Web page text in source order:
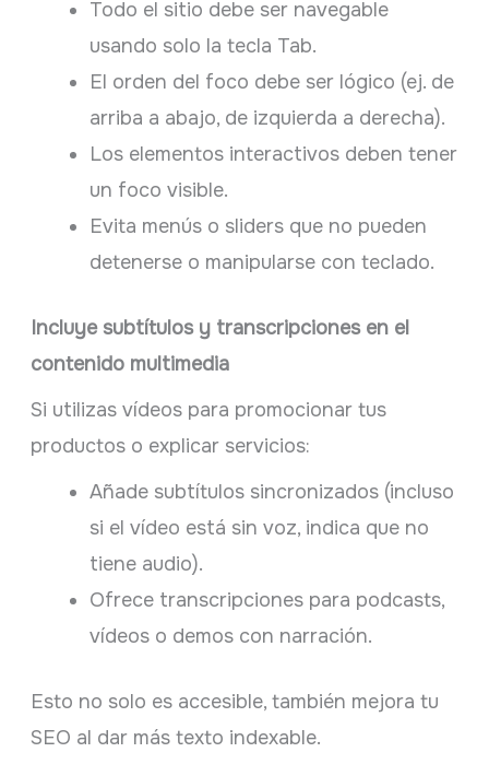
Todo el sitio debe ser navegable
usando solo la tecla Tab.
El orden del foco debe ser lógico (ej. de
arriba a abajo, de izquierda a derecha).
Los elementos interactivos deben tener
un foco visible.
Evita menús o sliders que no pueden
detenerse o manipularse con teclado.
Incluye subtítulos y transcripciones en el
contenido multimedia
Si utilizas vídeos para promocionar tus
productos o explicar servicios:
Añade subtítulos sincronizados (incluso
si el vídeo está sin voz, indica que no
tiene audio).
Ofrece transcripciones para podcasts,
vídeos o demos con narración.
Esto no solo es accesible, también mejora tu
SEO al dar más texto indexable.